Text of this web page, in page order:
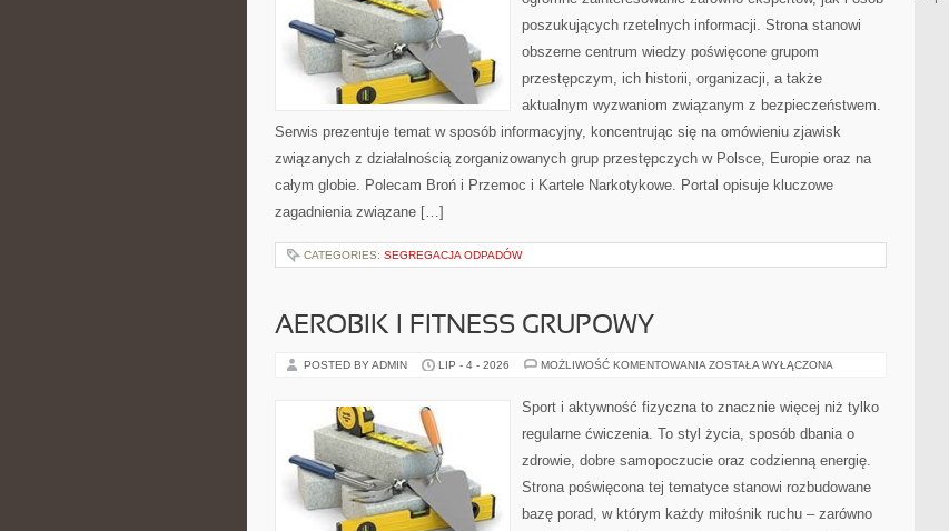
poszukujących rzetelnych informacji. Strona stanowi
obszerne centrum wiedzy poświęcone grupom
przestępczym, ich historii, organizacji, a także
aktualnym wyzwaniom związanym z bezpieczeństwem.
Serwis prezentuje temat w sposób informacyjny, koncentrując się na omówieniu zjawisk
związanych z działalnością zorganizowanych grup przestępczych w Polsce, Europie oraz na
całym globie. Polecam Broń i Przemoc i Kartele Narkotykowe. Portal opisuje kluczowe
zagadnienia związane […]
CATEGORIES: SEGREGACJA ODPADÓW
AEROBIK I FITNESS GRUPOWY
POSTED BY ADMIN LIP - 4 - 2026 MOŻLIWOŚĆ KOMENTOWANIA AEROBIK
GRUPOWY
ZOSTAŁA WYŁĄCZONA
Sport i aktywność fizyczna to znacznie więcej niż tylko
regularne ćwiczenia. To styl życia, sposób dbania o
zdrowie, dobre samopoczucie oraz codzienną energię.
Strona poświęcona tej tematyce stanowi rozbudowane
bazę porad, w którym każdy miłośnik ruchu – zarówno